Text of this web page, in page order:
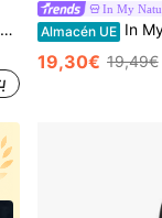
In My
Almacén UE In My Nature
19,30€ 19,49€